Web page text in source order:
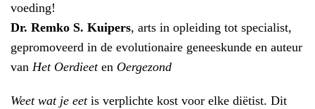
voeding!
Dr. Remko S. Kuipers, arts in opleiding tot specialist,
gepromoveerd in de evolutionaire geneeskunde en auteur
van Het Oerdieet en Oergezond
Weet wat je eetis verplichte kost voor elke diëtist. Dit